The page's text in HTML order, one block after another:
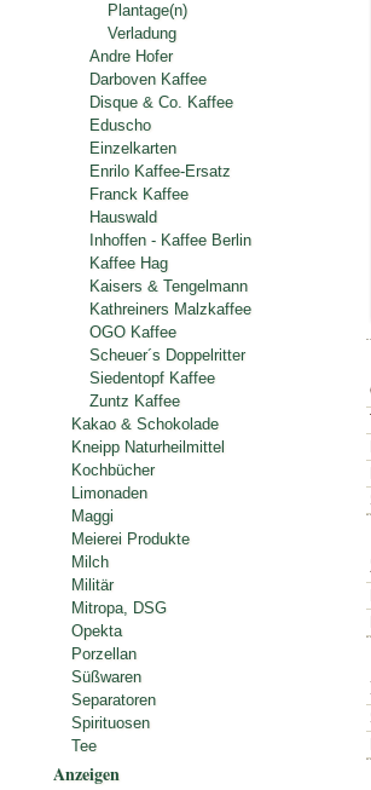
Plantage(n)
Verladung
Andre Hofer
Darboven Kaffee
Disque & Co. Kaffee
Eduscho
Einzelkarten
Enrilo Kaffee-Ersatz
Franck Kaffee
Hauswald
Inhoffen - Kaffee Berlin
Kaffee Hag
Kaisers & Tengelmann
Kathreiners Malzkaffee
OGO Kaffee
Scheuer´s Doppelritter
Siedentopf Kaffee
Zuntz Kaffee
Kakao & Schokolade
Kneipp Naturheilmittel
Kochbücher
Limonaden
Maggi
Meierei Produkte
Milch
Militär
Mitropa, DSG
Opekta
Porzellan
Süßwaren
Separatoren
Spirituosen
Tee
Anzeigen